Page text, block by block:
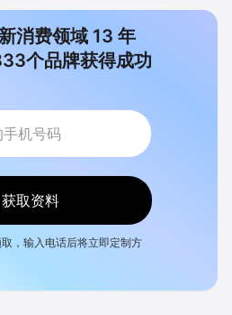
消费领域 13 年
个品牌获得成功
获取资料
，输入电话后将立即定制方